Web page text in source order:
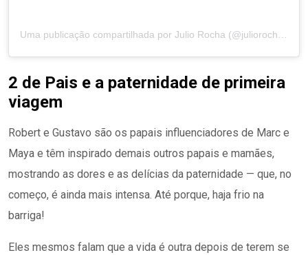
Uma publicação compartilhada por Julio Rocha (@juliorocha_)
2 de Pais e a paternidade de primeira
viagem
Robert e Gustavo são os papais influenciadores de Marc e
Maya e têm inspirado demais outros papais e mamães,
mostrando as dores e as delícias da paternidade — que, no
começo, é ainda mais intensa. Até porque, haja frio na
barriga!
Eles mesmos falam que a vida é outra depois de terem se